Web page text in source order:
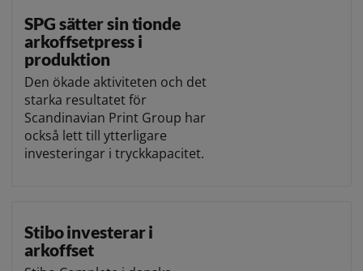
SPG sätter sin tionde
arkoffsetpress i
produktion
Den ökade aktiviteten och det
starka resultatet för
Scandinavian Print Group har
också lett till ytterligare
investeringar i tryckkapacitet.
Stibo investerar i
arkoffset